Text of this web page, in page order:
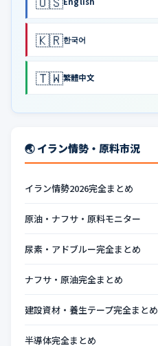
🇰🇷한국어
🇹🇼繁體中文
🌏 イラン情勢・原料市況
イラン情勢2026完全まとめ
原油・ナフサ・原料モニター
尿素・アドブルー完全まとめ
ナフサ・原油完全まとめ
建設資材・養生テープ完全まとめ
半導体完全まとめ